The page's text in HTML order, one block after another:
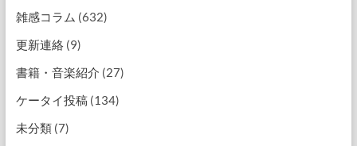
雑感コラム (632)
更新連絡(9)
書籍・音楽紹介 (27)
ケータイ投稿(134)
未分類(7)